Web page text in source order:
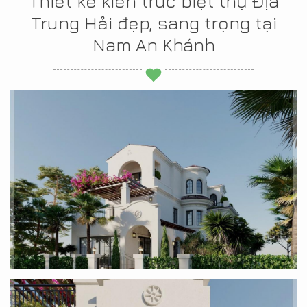
Trung Hải đẹp, sang trọng tại
Nam An Khánh